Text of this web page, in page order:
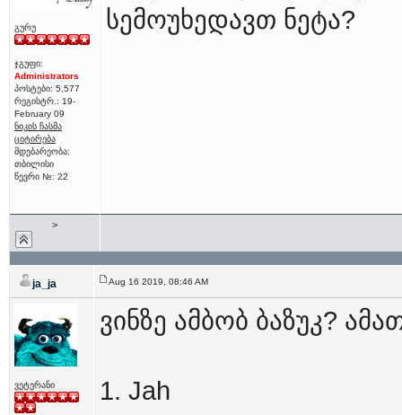
გურუ
ჯგუფი:
Administrators
პოსტები: 5,577
რეგისტრ.: 19-
February 09
ნიკის ჩასმა
ციტირება
მდებარეობა:
თბილისი
წევრი №: 22
სემოუხედავთ ნეტა?
>
ja_ja Aug 16 2019, 08:46 AM
ვეტერანი
ვინზე ამბობ ბაზუკ?
1. Jah